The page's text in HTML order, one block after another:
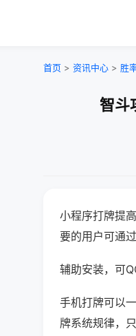
首页 > 资讯中心 > 胜
智斗
小程序打牌提
要的用户可通
辅助安装，可
手机打牌可以
牌系统规律，